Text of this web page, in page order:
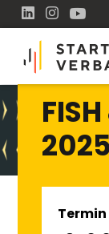
2025
Termin